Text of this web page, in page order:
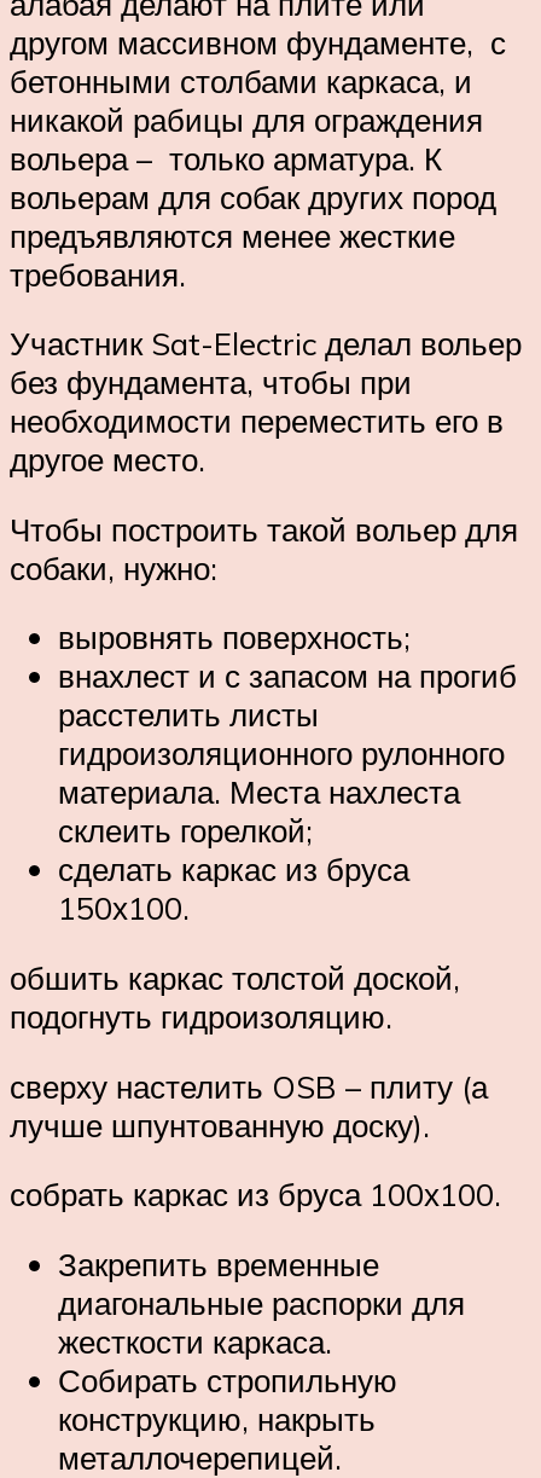
другом массивном фундаменте, с
бетонными столбами каркаса, и
никакой рабицы для ограждения
вольера – только арматура. К
вольерам для собак других пород
предъявляются менее жесткие
требования.
Участник Sat-Electric делал вольер
без фундамента, чтобы при
необходимости переместить его в
другое место.
Чтобы построить такой вольер для
собаки, нужно:
выровнять поверхность;
внахлест и с запасом на прогиб
расстелить листы
гидроизоляционного рулонного
материала. Места нахлеста
склеить горелкой;
сделать каркас из бруса
150х100.
обшить каркас толстой доской,
подогнуть гидроизоляцию.
сверху настелить OSB – плиту (а
лучше шпунтованную доску).
собрать каркас из бруса 100х100.
Закрепить временные
диагональные распорки для
жесткости каркаса.
Собирать стропильную
конструкцию, накрыть
металлочерепицей.